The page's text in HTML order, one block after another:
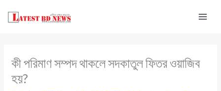
কী পরিমাণ সম্পদ থাকলে সদকাতুল ফিতর ওয়াজিব
হয়?